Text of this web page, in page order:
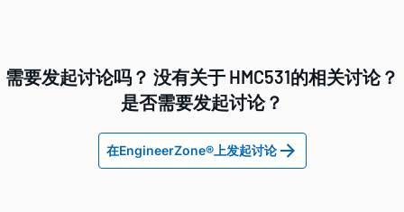
需要发起讨论吗？ 没有关于 HMC531的相关讨论？
是否需要发起讨论？
在EngineerZone®上发起讨论